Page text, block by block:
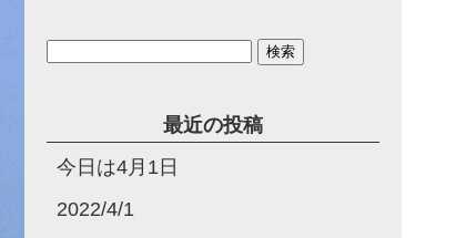
最近の投稿
今日は4月1日
2022/4/1